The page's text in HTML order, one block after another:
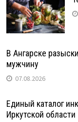
В Ангарске
мужчину
07.08.2026
Единый каталог
Иркутской области